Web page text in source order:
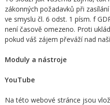
zákonných požadavků při
ve smyslu čl. 6 odst. 1 písm. f
není časově omezeno. Proti
pokud váš zájem převáží nad
Moduly a nástroje
YouTube
Na této webové stránce jsou